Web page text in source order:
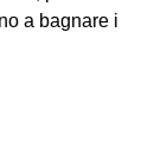
a bagnare i